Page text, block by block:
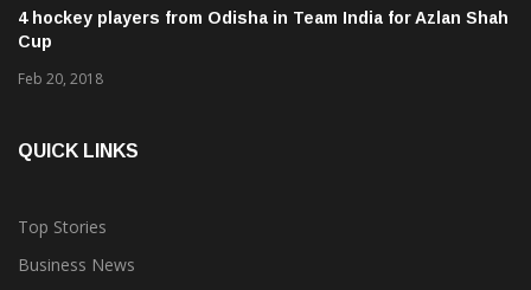
4 hockey players from Odisha in Team India for Azlan Shah
Cup
Feb 20, 2018
QUICK LINKS
Top Stories
Business News